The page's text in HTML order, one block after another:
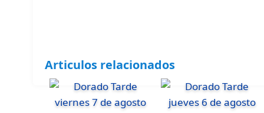
Articulos relacionados